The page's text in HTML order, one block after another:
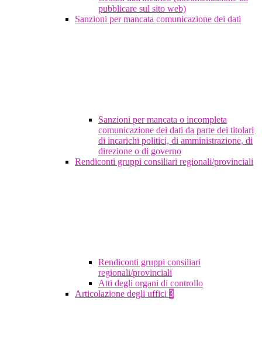
pubblicare sul sito web)
Sanzioni per mancata comunicazione dei dati
Sanzioni per mancata o incompleta
comunicazione dei dati da parte dei titolari
di incarichi politici, di amministrazione, di
direzione o di governo
Rendiconti gruppi consiliari regionali/provinciali
Rendiconti gruppi consiliari
regionali/provinciali
Atti degli organi di controllo
Articolazione degli uffici 3